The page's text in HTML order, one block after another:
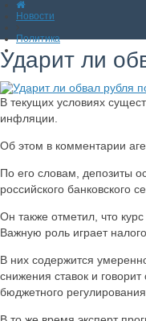
Новости
Политика
Ударит ли
В текущих условиях
инфляции.
Об этом в комментарии
По его словам, депозиты
российского банковского
Он также отметил, что
Важную роль играет
В них содержится
снижения ставок и
бюджетного регулирования.